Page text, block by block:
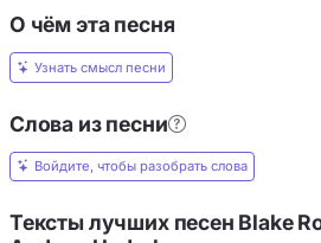
О чём эта песня
Узнать смысл песни
Слова из песни
Войдите, чтобы разобрать слова
Тексты лучших песен Blake